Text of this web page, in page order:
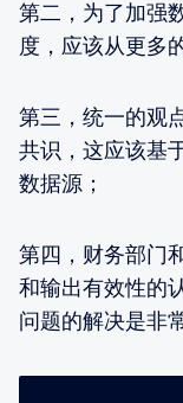
第二，为了加强
度，应该从更多
第三，统一的观
共识，这应该基
数据源；
第四，财务部门
和输出有效性的
问题的解决是非